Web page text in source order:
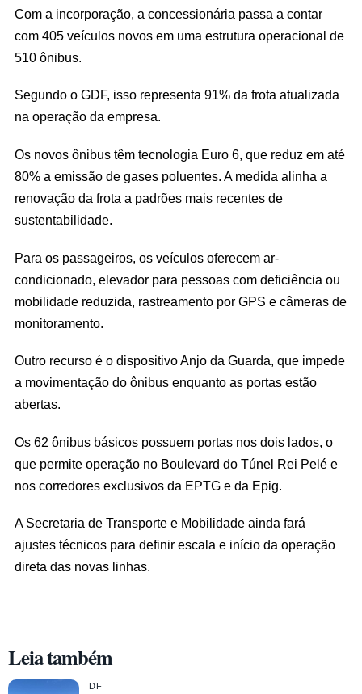
Com a incorporação, a concessionária passa a contar
com 405 veículos novos em uma estrutura operacional de
510 ônibus.
Segundo o GDF, isso representa 91% da frota atualizada
na operação da empresa.
Os novos ônibus têm tecnologia Euro 6, que reduz em até
80% a emissão de gases poluentes. A medida alinha a
renovação da frota a padrões mais recentes de
sustentabilidade.
Para os passageiros, os veículos oferecem ar-
condicionado, elevador para pessoas com deficiência ou
mobilidade reduzida, rastreamento por GPS e câmeras de
monitoramento.
Outro recurso é o dispositivo Anjo da Guarda, que impede
a movimentação do ônibus enquanto as portas estão
abertas.
Os 62 ônibus básicos possuem portas nos dois lados, o
que permite operação no Boulevard do Túnel Rei Pelé e
nos corredores exclusivos da EPTG e da Epig.
A Secretaria de Transporte e Mobilidade ainda fará
ajustes técnicos para definir escala e início da operação
direta das novas linhas.
Leia também
DF